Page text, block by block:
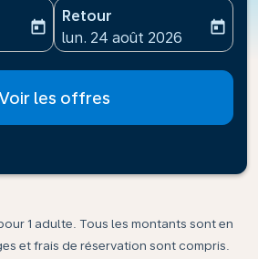
date-aria-label
today
Retour
fc-booking-return-date-
lun. 24 août 2026
today
les offres
1 adulte. Tous les montants sont en
et frais de réservation sont compris.